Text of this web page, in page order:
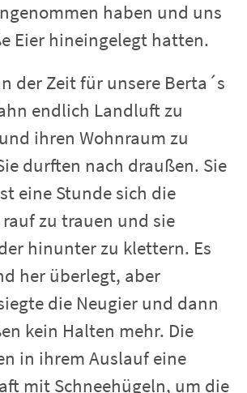
haben und uns
Eier hineingelegt hatten.
der Zeit für unsere Berta´s
endlich Landluft zu
ihren Wohnraum zu
durften nach draußen. Sie
eine Stunde sich die
zu trauen und sie
hinunter zu klettern. Es
her überlegt, aber
die Neugier und dann
kein Halten mehr. Die
in ihrem Auslauf eine
mit Schneehügeln, um die